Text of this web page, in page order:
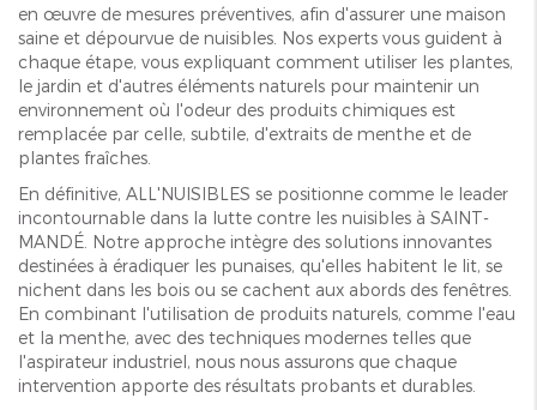
en œuvre de mesures préventives, afin d'assurer une maison
saine et dépourvue de nuisibles. Nos experts vous guident à
chaque étape, vous expliquant comment utiliser les plantes,
le jardin et d'autres éléments naturels pour maintenir un
environnement où l'odeur des produits chimiques est
remplacée par celle, subtile, d'extraits de menthe et de
plantes fraîches.
En définitive, ALL'NUISIBLES se positionne comme le leader
incontournable dans la lutte contre les nuisibles à SAINT-
MANDÉ. Notre approche intègre des solutions innovantes
destinées à éradiquer les punaises, qu'elles habitent le lit, se
nichent dans les bois ou se cachent aux abords des fenêtres.
En combinant l'utilisation de produits naturels, comme l'eau
et la menthe, avec des techniques modernes telles que
l'aspirateur industriel, nous nous assurons que chaque
intervention apporte des résultats probants et durables.